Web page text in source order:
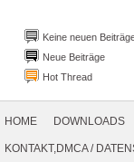
Keine neuen
Neue Beiträge
Hot Thread
Navigation
HOME DOWNLOADS
KONTAKT,DMCA/